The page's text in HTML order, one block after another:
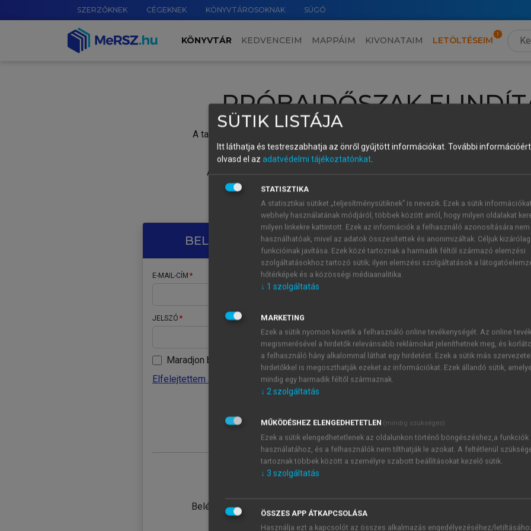
SZERZŐKNEK CÉGEKNEK KÖNYVTÁROSOKNAK SÚGÓ
KÖNYVTÁR KEDVENCEIM MAPPÁIM KIVONATAIM LETÖLTÉSEIM
PRÓBAIDŐSZAK
A tartalom megtekintéséhez lépj be a saját fiókoddal, iskolai azonosítóddal vagy
Új felhasználóként1 óra díjmentes hozzáférésrevagy
A próbaidőszak elindításához,
vagy hozz
A regisztráció után a
BELÉPÉS SAJÁT FIÓKKAL
E-MAIL-CÍM
JELSZÓ
Maradjon belépve
Elfelejtettem a jelszavamat
Belépés intézményi azonosítóval
ÚJ FIÓK
1 óra
JELSZÓ
Kérek értesítést a MeRSZ
Kérek értesítést az
SÜTIK LISTÁJA
Itt láthatja és testreszabhatja az önről gyűjtött információkat. További
olvasd el az adatvédelmi tájékoztatónkat.
STATISZTIKA
A statisztikai sütiket „teljesítménysütiknek” is nevezik. Ezek a sütik
webhely használatának módjáról, többek között arról, hogy milyen oldalakat
milyen linkekre kattintott. Ezek az információk a felhasználó azonosítására nem
használhatóak, mivel az adatok összesítettek és anonimizáltak. Céljuk
funkcióinak javítása. Ezek közé tartoznak a harmadik féltől származó elemzési
szolgáltatásokhoz tartozó sütik; ilyen elemzési szolgáltatások a
hőtérképek és a közösségi médiaanalitika.
↓ 1 szolgáltatás
MARKETING
Ezek a sütik nyomon követik a felhasználó online tevékenységét. Az online
megismerésével a hirdetők relevánsabb reklámokat jeleníthetnek meg, és
a felhasználó hány alkalommal láthat egy hirdetést. Ezek a sütik más
hirdetőkkel is megoszthatják ezeket az információkat. Ezek állandó sütik,
mindig egy harmadik féltől származnak.
↓ 2szolgáltatás
MŰKÖDÉSHEZ ELENGEDHETETLEN (mindig szükséges)
Ezek a sütik elengedhetetlenek az oldalunkon történő böngészéshez,a funkciók
használatához, és a felhasználók nem tilthatják le azokat. A feltétlenül
tartoznak többek között a személyre szabott beállításokat kezelő sütik.
↓ 3 szolgáltatás
ÖSSZES APP ÁTKAPCSOLÁSA
Használja ezt a kapcsolót az összes alkalmazás engedélyezéséhez/